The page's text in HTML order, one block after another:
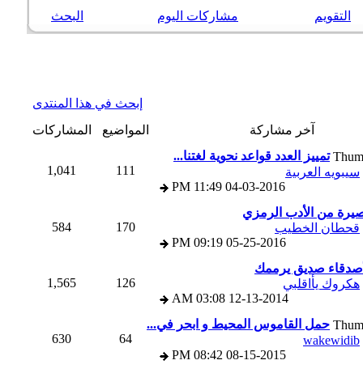
التقويم
مشاركات اليوم البحث
إبحث في هذا المنتدى
آخر مشاركة
المواضيع
المشاركات
تمييز العدد قواعد نحوية لغتنا...
العربية
04-03-2016
11:49 PM
111
1,041
من الأدب الرمزي
الخطيب
05-25-2016
09:19 PM
170
584
صديق يرممك
يأاقلبي
12-13-2014
03:08 AM
126
1,565
حمل القاموس المحيط و ابحر في...
08-15-2015
08:42 PM
64
630